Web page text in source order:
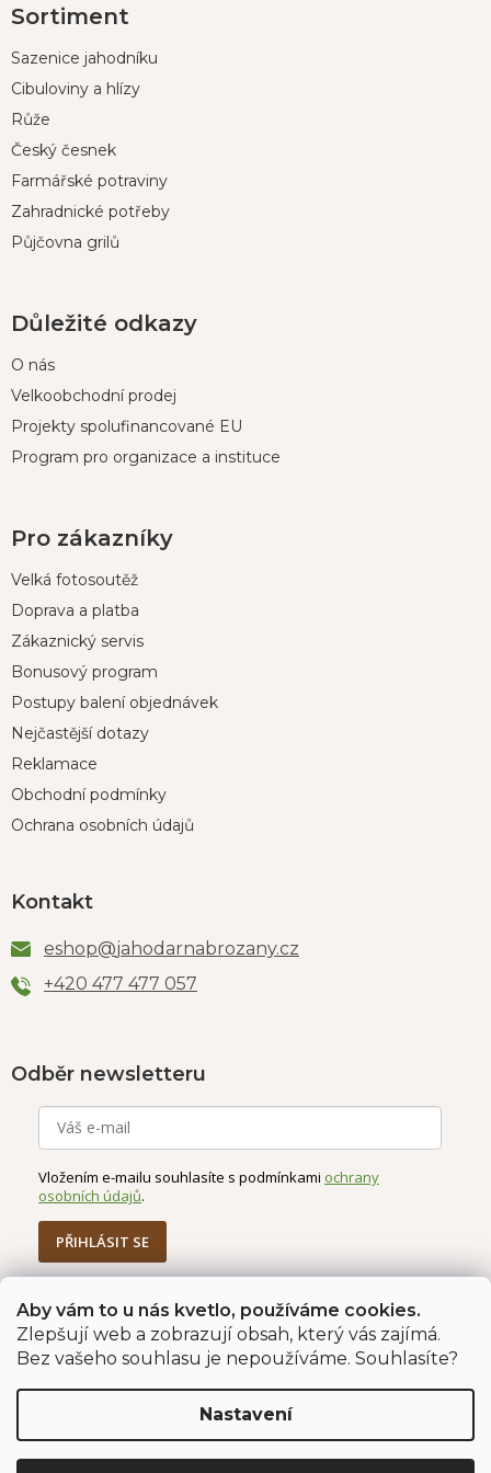
Aby vám to u nás kvetlo, používáme cookies.
Zlepšují web a zobrazují obsah, který vás zajímá.
Bez vašeho souhlasu je nepoužíváme. Souhlasíte?
Nastavení
á
a
Sortiment
Sazenice jahodníku
Cibuloviny a hlízy
Růže
Český česnek
Farmářské potraviny
Zahradnické potřeby
Půjčovna grilů
Důležité odkazy
O nás
Velkoobchodní prodej
Projekty spolufinancované EU
Program pro organizace a instituce
Pro zákazníky
Velká fotosoutěž
Doprava a platba
Zákaznický servis
Bonusový program
Postupy balení objednávek
Nejčastější dotazy
Reklamace
Obchodní podmínky
Ochrana osobních údajů
Kontakt
eshop@jahodarnabrozany.cz
+420 477 477 057
Odběr newsletteru
Vložením e-mailu souhlasíte s podmínkami ochrany
osobních údajů.
PŘIHLÁSIT SE
Jahodárna Brozany Obchodní podmínky
Podmínky ochrany údajů
Vytvořil Shoptet Premium